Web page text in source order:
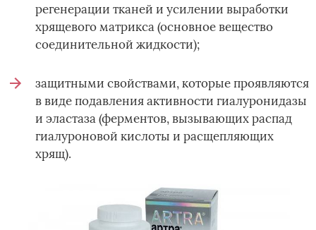
регенерации тканей и усилении выработки
хрящевого матрикса (основное вещество
соединительной жидкости);
защитными свойствами, которые проявляются
в виде подавления активности гиалуронидазы
и эластаза (ферментов, вызывающих распад
гиалуроновой кислоты и расщепляющих
хрящ).